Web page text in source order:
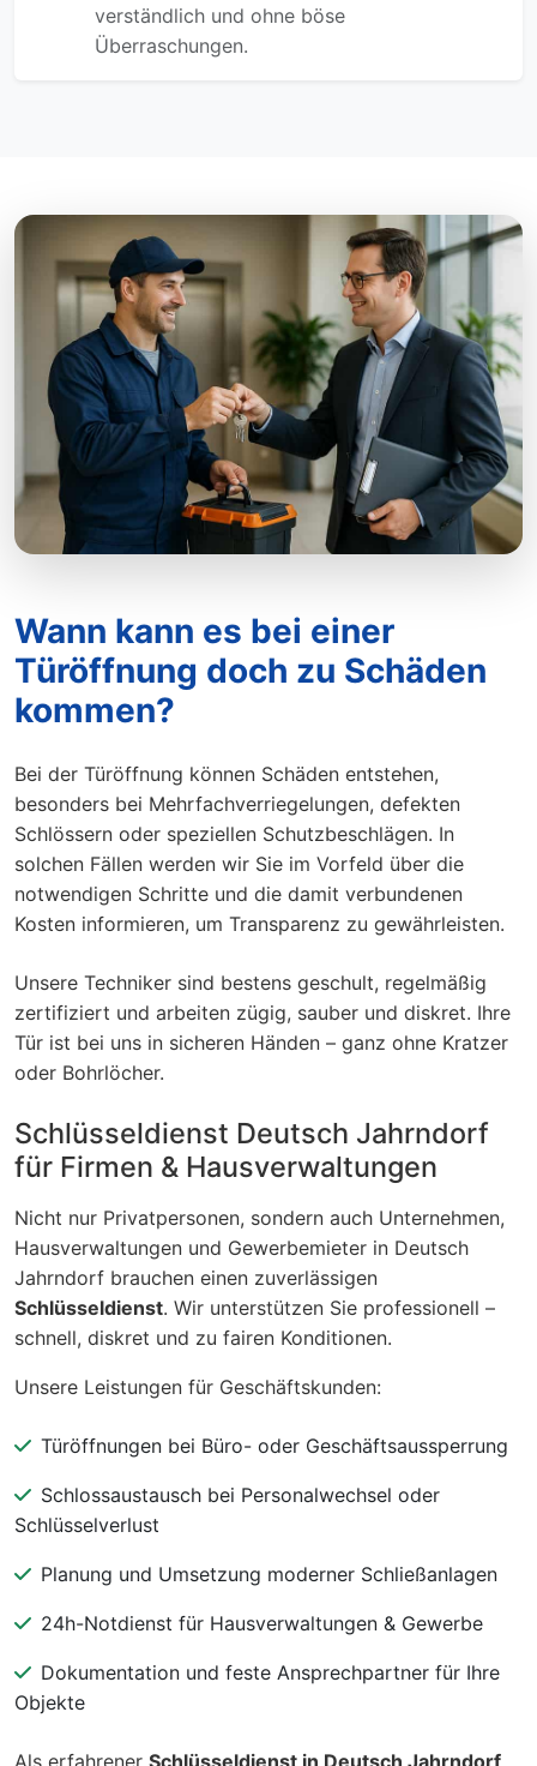
verständlich und ohne böse
Überraschungen.
Wann kann es bei einer
Türöffnung doch zu Schäden
kommen?
Bei der Türöffnung können Schäden entstehen,
besonders bei Mehrfachverriegelungen, defekten
Schlössern oder speziellen Schutzbeschlägen. In
solchen Fällen werden wir Sie im Vorfeld über die
notwendigen Schritte und die damit verbundenen
Kosten informieren, um Transparenz zu gewährleisten.
Unsere Techniker sind bestens geschult, regelmäßig
zertifiziert und arbeiten zügig, sauber und diskret. Ihre
Tür ist bei uns in sicheren Händen – ganz ohne Kratzer
oder Bohrlöcher.
Schlüsseldienst Deutsch Jahrndorf
für Firmen & Hausverwaltungen
Nicht nur Privatpersonen, sondern auch Unternehmen,
Hausverwaltungen und Gewerbemieter in Deutsch
Jahrndorf brauchen einen zuverlässigen
Schlüsseldienst. Wir unterstützen Sie professionell –
schnell, diskret und zu fairen Konditionen.
Unsere Leistungen für Geschäftskunden:
Türöffnungen bei Büro- oder Geschäftsaussperrung
Schlossaustausch bei Personalwechsel oder
Schlüsselverlust
Planung und Umsetzung moderner Schließanlagen
24h-Notdienst für Hausverwaltungen & Gewerbe
Dokumentation und feste Ansprechpartner für Ihre
Objekte
Als erfahrener Schlüsseldienst in Deutsch Jahrndorf